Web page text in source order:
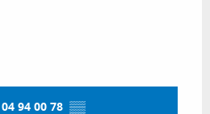
04 94 00 78 ▒▒